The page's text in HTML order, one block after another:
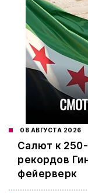
08 АВГУСТА 2026
Салют к
рекордов
фейерверк